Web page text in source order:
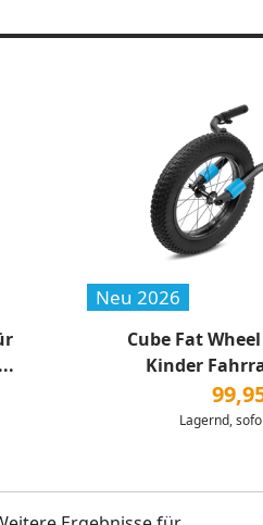
Neu 2026
Cube Fat
Kinder
Lagernd,